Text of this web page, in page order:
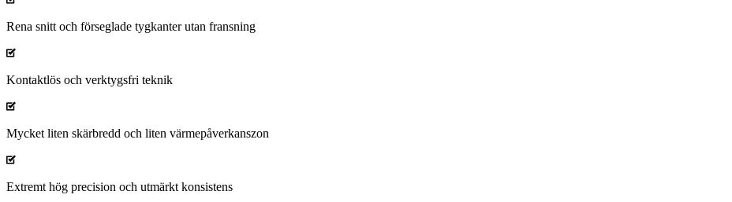
Rena snitt och förseglade tygkanter utan fransning
Kontaktlös och verktygsfri teknik
Mycket liten skärbredd och liten värmepåverkanszon
Extremt hög precision och utmärkt konsistens